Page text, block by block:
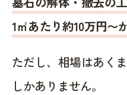
1㎡あたり約10万円〜
ただし、相場はあく
しかありません。